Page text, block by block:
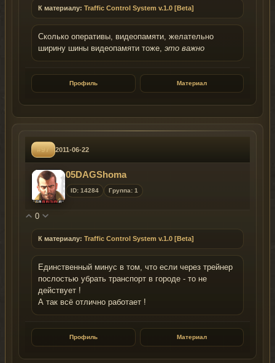
К материалу: Traffic Control System v.1.0 [Beta]
Сколько оперативы, видеопамяти, желательно
ширину шины видеопамяти тоже, это важно
Профиль Материал
#97 2011-06-22
05DAGShoma
ID: 14284 Группа: 1
0
К материалу: Traffic Control System v.1.0 [Beta]
Единственный минус в том, что если через трейнер
послостью убрать транспорт в городе - то не
действует !
А так всё отлично работает !
Профиль Материал